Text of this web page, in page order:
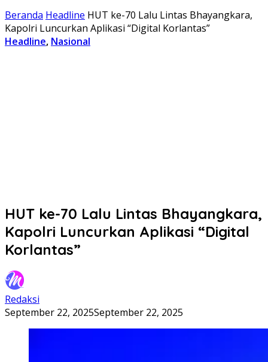
Beranda Headline HUT ke-70 Lalu Lintas Bhayangkara,
Kapolri Luncurkan Aplikasi “Digital Korlantas”
Headline, Nasional
HUT ke-70 Lalu Lintas Bhayangkara,
Kapolri Luncurkan Aplikasi “Digital
Korlantas”
Redaksi
September 22, 2025September 22, 2025